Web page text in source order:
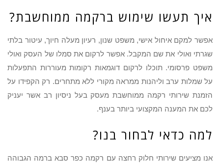
איך תעשו שימוש ברקמה ממוחשבת?
אפשר למקם איחול אישי, משפט שנון, רעיון מעלה חיוך, עיטור בלתי
שגרתי ואולי את שם המקבל. אפשר לרקום את סמלו של העסק ואולי
משפט פרסומי. תוכלו לרקום דוגמאות רקומות מעוררות התפעלות
על שמלות ערב וליהנות ממראה מקורי ללא מתחרים. רק הקפידו על
הזמנת שירותי רקמה ממוחשבת מעסק בעל ניסיון רב אשר יעניק
לכם את המענה המקצועי ביותר בענף.
למה כדאי לבחור בנו?
אנו מציעים שירותי חלוק רחצה עם רקמה כפר סבא ברמה הגבוהה